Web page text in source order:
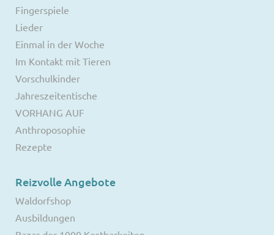
Fingerspiele
Lieder
Einmal in der Woche
Im Kontakt mit Tieren
Vorschulkinder
Jahreszeitentische
VORHANG AUF
Anthroposophie
Rezepte
Reizvolle Angebote
Waldorfshop
Ausbildungen